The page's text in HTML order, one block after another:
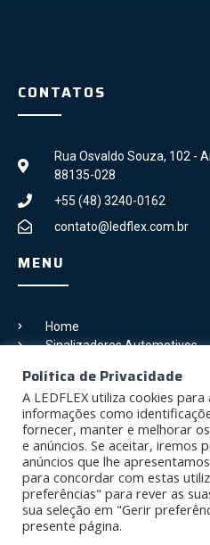
CONTATOS
Rua Osvaldo Souza, 102 -
88135-028
+55 (48) 3240-0162
contato@ledflex.com.br
MENU
Home
Sinalizadores Automotivos
Blog
Contato
SIGA-NOS
Política de Privacidade
A LEDFLEX utiliza cookies
informações como
fornecer, manter e melhorar
e anúncios. Se aceitar, iremos
anúncios que lhe
para concordar com estas
preferências" para rever as
sua seleção em "Gerir
presente página.